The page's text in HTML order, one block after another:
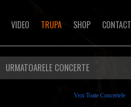
VIDEO TRUPA SHOP CONTACT
URMATOARELE CONCERTE
Vezi Toate Concertele